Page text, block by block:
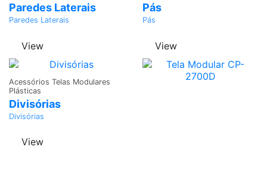
Paredes Laterais
Paredes Laterais
View
Pás
Pás
View
Acessórios Telas Modulares
Plásticas
Divisórias
Divisórias
View